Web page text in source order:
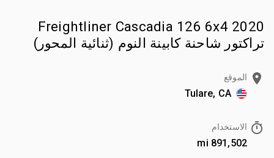
2020 Freightliner Cascadia 126 6x4
تراكتور شاحنة كابينة النوم (ثنائية المحور)
الموقع
Tulare, CA
الاستخدام
891,502 mi